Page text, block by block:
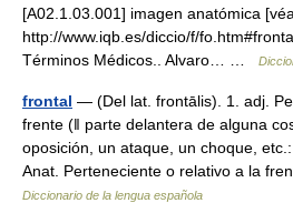
[A02.1.03.001] imagen anatómica
http://www.iqb.es/diccio/f/
Términos Médicos.. Alvaro… …
frontal — (Del lat. frontālis). 1. adj.
frente (ǁ parte delantera de alguna
oposición, un ataque, un choque,
Anat. Perteneciente o relativo a la
Diccionario de la lengua española